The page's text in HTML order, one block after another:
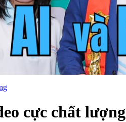
cực chất lượng